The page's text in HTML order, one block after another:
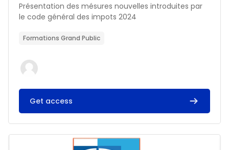
Résumé du cours :
Présentation des mésures nouvelles introduites par
le code général des impots 2024
Formations Grand Public
Get access
Image du cours FISCALITE DES APPROVISIONNEMENTS